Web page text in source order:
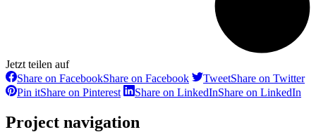
Jetzt teilen auf
Share on FacebookShare on Facebook TweetShare on Twitter
Pin itShare on Pinterest Share on LinkedInShare on LinkedIn
Project navigation